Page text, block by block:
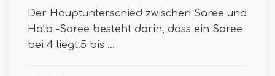
Der Hauptunterschied zwischen Saree und
Halb -Saree besteht darin, dass ein Saree
bei 4 liegt.5 bis ...